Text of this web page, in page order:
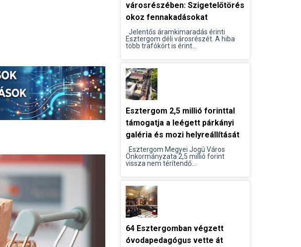
városrészében: Szigetelőtörés
okoz fennakadásokat
Jelentős áramkimaradás érinti
Esztergom déli városrészét. A hiba
több trafókört is érint...
Esztergom 2,5 millió forinttal
támogatja a leégett párkányi
galéria és mozi helyreállítását
Esztergom Megyei Jogú Város
Önkormányzata 2,5 millió forint
vissza nem térítendő...
64 Esztergomban végzett
óvodapedagógus vette át